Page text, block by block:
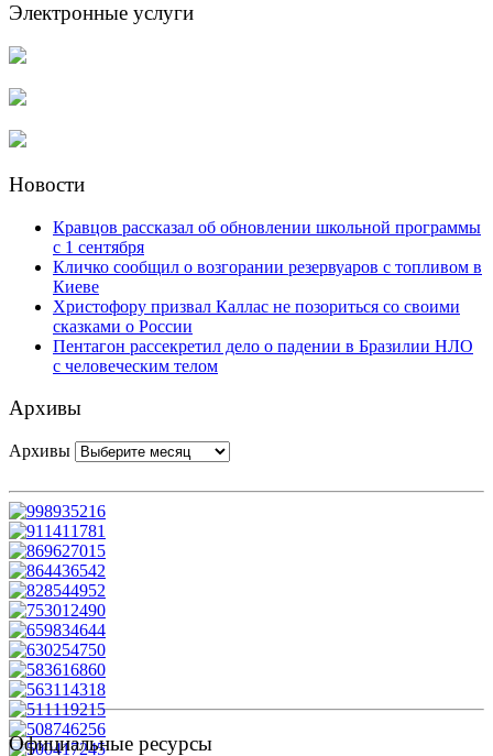
Электронные услуги
Новости
Кравцов рассказал об обновлении школьной программы
с 1 сентября
Кличко сообщил о возгорании резервуаров с топливом в
Киеве
Христофору призвал Каллас не позориться со своими
сказками о России
Пентагон рассекретил дело о падении в Бразилии НЛО
с человеческим телом
Архивы
Архивы
Официальные ресурсы